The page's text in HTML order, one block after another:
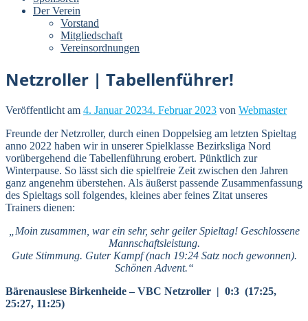
Der Verein
Vorstand
Mitgliedschaft
Vereinsordnungen
Netzroller | Tabellenführer!
Veröffentlicht am 4. Januar 20234. Februar 2023 von Webmaster
Freunde der Netzroller, durch einen Doppelsieg am letzten Spieltag
anno 2022 haben wir in unserer Spielklasse Bezirksliga Nord
vorübergehend die Tabellenführung erobert. Pünktlich zur
Winterpause. So lässt sich die spielfreie Zeit zwischen den Jahren
ganz angenehm überstehen. Als äußerst passende Zusammenfassung
des Spieltags soll folgendes, kleines aber feines Zitat unseres
Trainers dienen:
„Moin zusammen, war ein sehr, sehr geiler Spieltag! Geschlossene
Mannschaftsleistung.
Gute Stimmung. Guter Kampf (nach 19:24 Satz noch gewonnen).
Schönen Advent.“
Bärenauslese Birkenheide – VBC Netzroller | 0:3 (17:25,
25:27, 11:25)